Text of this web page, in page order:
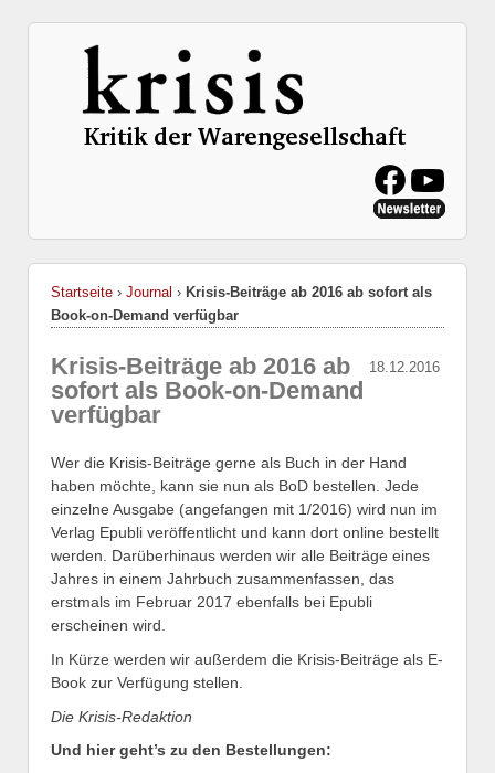
Startseite › Journal › Krisis-Beiträge ab 2016 ab sofort als
Book-on-Demand verfügbar
18.12.2016
Krisis-Beiträge ab 2016 ab
sofort als Book-on-Demand
verfügbar
Wer die Krisis-Beiträge gerne als Buch in der Hand
haben möchte, kann sie nun als BoD bestellen. Jede
einzelne Ausgabe (angefangen mit 1/2016) wird nun im
Verlag Epubli veröffentlicht und kann dort online bestellt
werden. Darüberhinaus werden wir alle Beiträge eines
Jahres in einem Jahrbuch zusammenfassen, das
erstmals im Februar 2017 ebenfalls bei Epubli
erscheinen wird.
In Kürze werden wir außerdem die Krisis-Beiträge als E-
Book zur Verfügung stellen.
Die Krisis-Redaktion
Und hier geht’s zu den Bestellungen: